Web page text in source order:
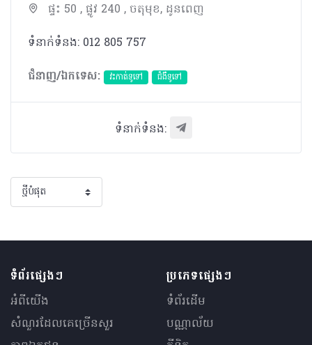
ផ្ទះ 50 , ផ្លូវ 240 , ចតុមុខ, ដូនពេញ
ទំនាក់ទំនង: 012 805 757
ជំនាញ/ឯកទេស:
វះកាត់ទូទៅ ជំងឺទូទៅ
ទំនាក់ទំនង:
ទំព័រផ្សេងៗ
អំពីយើង
សំណួរ​ដែលគេ​ច្រើន​សួរ
ប្រភេទផ្សេងៗ
ទំព័រដើម
បណ្ណាល័យ